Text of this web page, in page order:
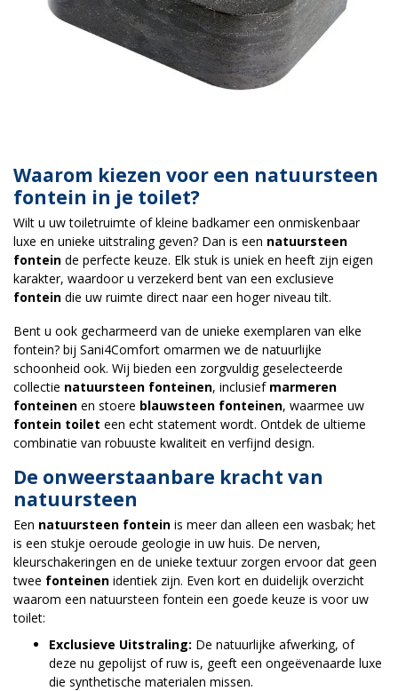
Waarom kiezen voor een natuursteen
fontein in je toilet?
Wilt u uw toiletruimte of kleine badkamer een onmiskenbaar
luxe en unieke uitstraling geven? Dan is een natuursteen
fontein de perfecte keuze. Elk stuk is uniek en heeft zijn eigen
karakter, waardoor u verzekerd bent van een exclusieve
fontein die uw ruimte direct naar een hoger niveau tilt.
Bent u ook gecharmeerd van de unieke exemplaren van elke
fontein? bij Sani4Comfort omarmen we de natuurlijke
schoonheid ook. Wij bieden een zorgvuldig geselecteerde
collectie natuursteen fonteinen, inclusief marmeren
fonteinen en stoere blauwsteen fonteinen, waarmee uw
fontein toilet een echt statement wordt. Ontdek de ultieme
combinatie van robuuste kwaliteit en verfijnd design.
De onweerstaanbare kracht van
natuursteen
Een natuursteen fontein is meer dan alleen een wasbak; het
is een stukje oeroude geologie in uw huis. De nerven,
kleurschakeringen en de unieke textuur zorgen ervoor dat geen
twee fonteinen identiek zijn. Even kort en duidelijk overzicht
waarom een natuursteen fontein een goede keuze is voor uw
toilet:
Exclusieve Uitstraling: De natuurlijke afwerking, of
deze nu gepolijst of ruw is, geeft een ongeëvenaarde luxe
die synthetische materialen missen.